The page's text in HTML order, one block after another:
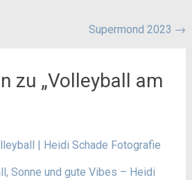
Supermond 2023 →
zu „Volleyball am
| Heidi Schade Fotografie
Sonne und gute Vibes – Heidi